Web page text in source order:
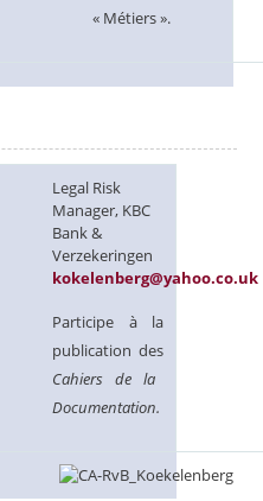
« Métiers ».
Legal Risk
Manager, KBC
Bank &
Verzekeringen
kokelenberg@yahoo.co.uk
Participe à la
publication des
Cahiers de la
Documentation.